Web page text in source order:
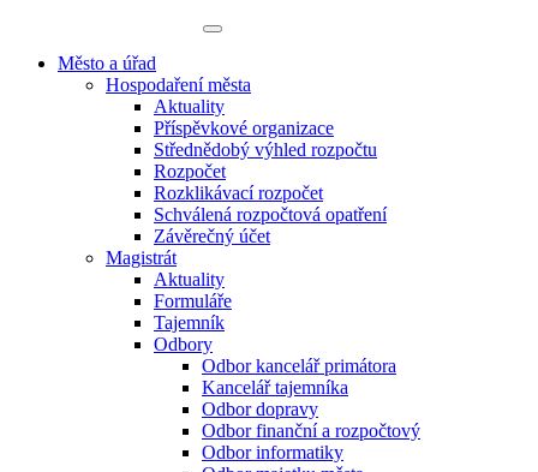
Město a úřad
Hospodaření města
Aktuality
Příspěvkové organizace
Střednědobý výhled rozpočtu
Rozpočet
Rozklikávací rozpočet
Schválená rozpočtová opatření
Závěrečný účet
Magistrát
Aktuality
Formuláře
Tajemník
Odbory
Odbor kancelář primátora
Kancelář tajemníka
Odbor dopravy
Odbor finanční a rozpočtový
Odbor informatiky